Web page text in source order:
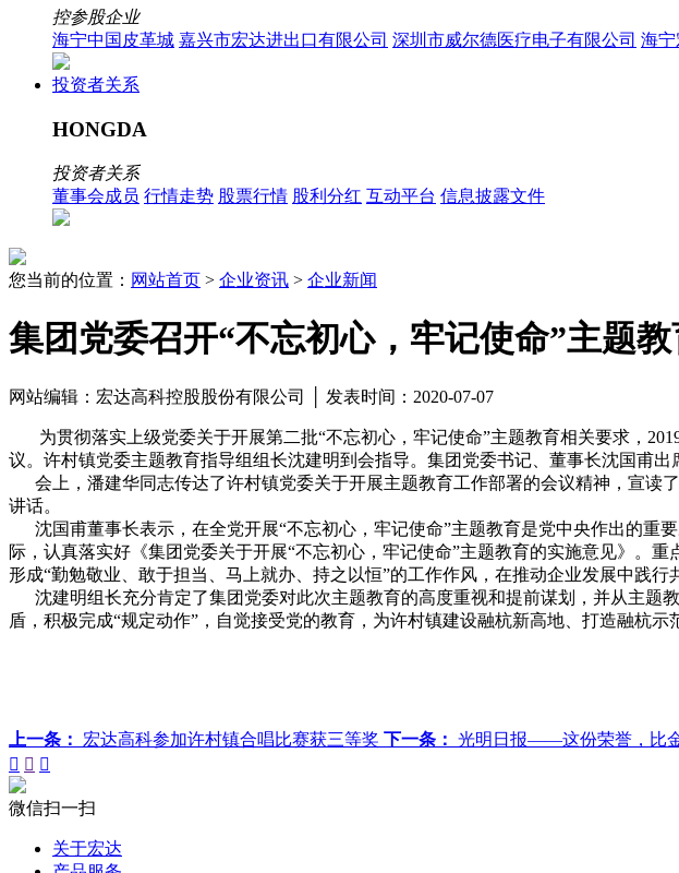
控参股企业
海宁中国皮革城 嘉兴市宏达进出口有限公司 深圳市威尔德医疗电子有限公司 海宁
投资者关系
HONGDA
投资者关系
董事会成员 行情走势 股票行情 股利分红 互动平台 信息披露文件
您当前的位置： 网站首页 > 企业资讯 > 企业新闻
集团党委召开“不忘初心，牢记使命”主题
网站编辑：宏达高科控股股份有限公司 │ 发表时间：2020-07-07
为贯彻落实上级党委关于开展第二批“不忘初心，牢记使命”主题教育相关要求，
议。许村镇党委主题教育指导组组长沈建明到会指导。集团党委书记、董事长沈国甫
会上，潘建华同志传达了许村镇党委关于开展主题教育工作部署的会议精神，宣读
讲话。
沈国甫董事长表示，在全党开展“不忘初心，牢记使命”主题教育是党中央作出的重
际，认真落实好《集团党委关于开展“不忘初心，牢记使命”主题教育的实施意见》。
形成“勤勉敬业、敢于担当、马上就办、持之以恒”的工作作风，在推动企业发展中践行
沈建明组长充分肯定了集团党委对此次主题教育的高度重视和提前谋划，并从主题
盾，积极完成“规定动作”，自觉接受党的教育，为许村镇建设融杭新高地、打造融杭示
上一条： 宏达高科参加许村镇合唱比赛获三等奖 下一条： 光明日报——这份荣誉，比
  
微信扫一扫
关于宏达